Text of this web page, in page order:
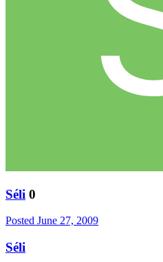
Séli 0
Posted June 27, 2009
Séli